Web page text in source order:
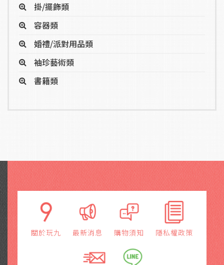
掛/擺飾類
容器類
婚禮/派對用品類
袖珍藝術類
書籍類
關於玩九 最新消息 購物須知 隱私權政策